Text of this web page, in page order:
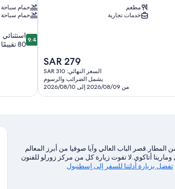
مطعم
خدمات تجارية
السعر
الحالي
هو
SAR
279
SAR 279
السعر النهائي: SAR 310
يشمل الضرائب والرسوم
من 2026/08/09 إلى 2026/08/10
حمام سباحة
حمام سباحة
9.4
من
9.4استثنائي
80 تقييمًا
الباب العالي وآيا صوفيا من أبرز المعالم
أتاكوي.لا تفوت زيارة كل من مركز زورلو للفنون
تفضل بزيارة أدلتنا للسفر إلى إسطنبول